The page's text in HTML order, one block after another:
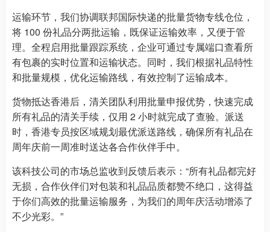
运输环节，我们协调联邦国际快递的批量货物专线仓位，
将 100 份礼品分两批运输，既保证运输效率，又便于管
理。全程启用批量跟踪系统，企业可通过专属端口查看所
有包裹的实时位置和运输状态。同时，我们根据礼品特性
和批量规模，优化运输路线，有效控制了运输成本。
货物抵达香港后，清关团队利用批量申报优势，快速完成
所有礼品的清关手续，仅用 2 小时就完成了查验。派送
时，香港专员按区域规划最优派送路线，确保所有礼品在
周年庆前一周准时送达各合作伙伴手中。
该科技公司的市场总监收到反馈后表示：“所有礼品都完好
无损，合作伙伴们对包装和礼品品质都赞不绝口，这得益
于你们高效的批量运输服务，为我们的周年庆活动增添了
不少光彩。”